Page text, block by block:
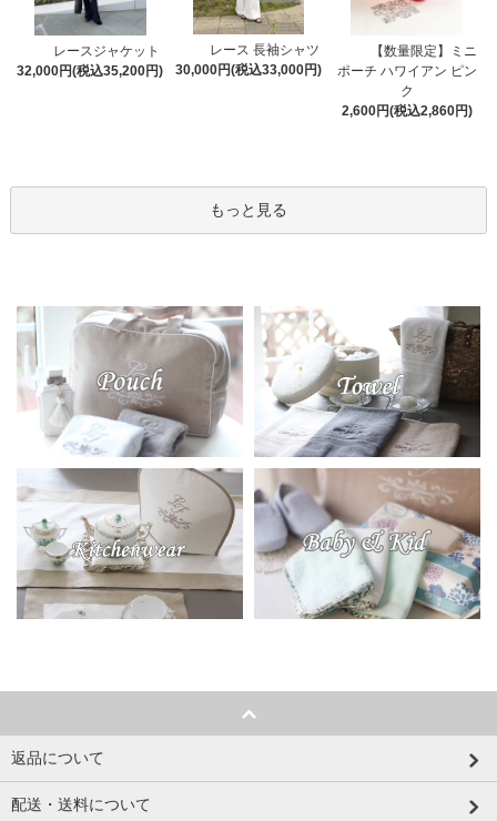
レースジャケット
32,000円(税込35,200円)
レース 長袖シャツ
30,000円(税込33,000円)
【数量限定】ミニ
ポーチ ハワイアン ピン
ク
2,600円(税込2,860円)
もっと見る
返品について
配送・送料について